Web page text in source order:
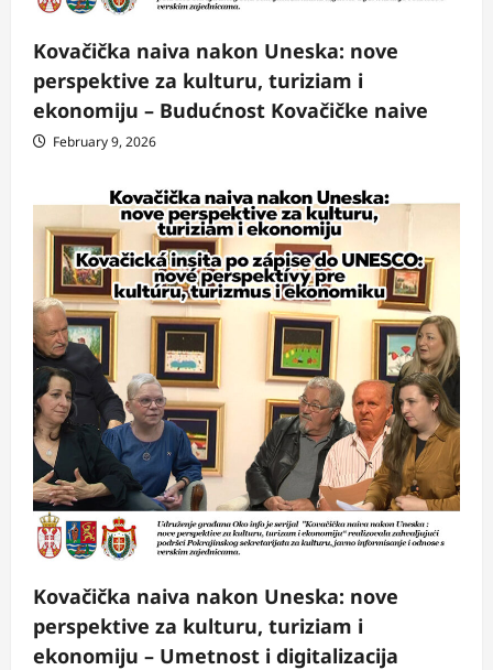
Kovačička naiva nakon Uneska: nove
perspektive za kulturu, turiziam i
ekonomiju – Budućnost Kovačičke naive
February 9, 2026
Kovačička naiva nakon Uneska: nove
perspektive za kulturu, turiziam i
ekonomiju – Umetnost i digitalizacija